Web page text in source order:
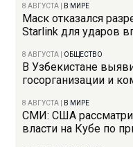
8 АВГУСТА В МИРЕ
Маск отказался
Starlink для ударов
8 АВГУСТА ОБЩЕСТВО
В Узбекистане
госорганизации и
8 АВГУСТА В МИРЕ
СМИ: США
власти на Кубе по